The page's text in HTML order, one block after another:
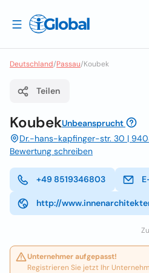
Deutschland/Passau/Koubek
Teilen
KoubekUnbeansprucht
Dr.-hans-kapfinger-str. 30 |
Bewertung schreiben
+49 8519346803
http://
Unternehmer aufgepasst!
Registrieren Sie jetzt Ihr